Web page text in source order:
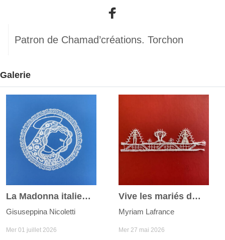
Patron de Chamad’créations. Torchon
Galerie
La Madonna italienne
Gisuseppina Nicoletti
Mer 01 juillet 2026
Vive les mariés du joli mois de mai
Myriam Lafrance
Mer 27 mai 2026